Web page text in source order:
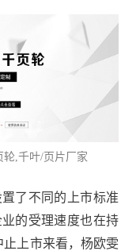
轮,千叶/页片厂家
了不同的上市标准
的受理速度也在持
上市来看，杨欧雯